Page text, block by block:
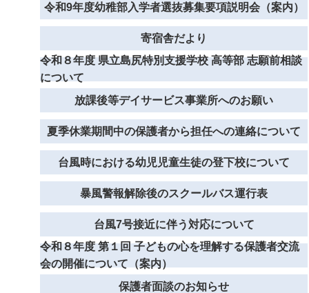
令和9年度幼稚部入学者選抜募集要項説明会（案内）
寄宿舎だより
令和８年度 県立島尻特別支援学校 高等部 志願前相談
について
放課後等デイサービス事業所へのお願い
夏季休業期間中の保護者から担任への連絡について
台風時における幼児児童生徒の登下校について
暴風警報解除後のスクールバス運行表
台風7号接近に伴う対応について
令和８年度 第１回 子どもの心を理解する保護者交流
会の開催について（案内）
保護者面談のお知らせ